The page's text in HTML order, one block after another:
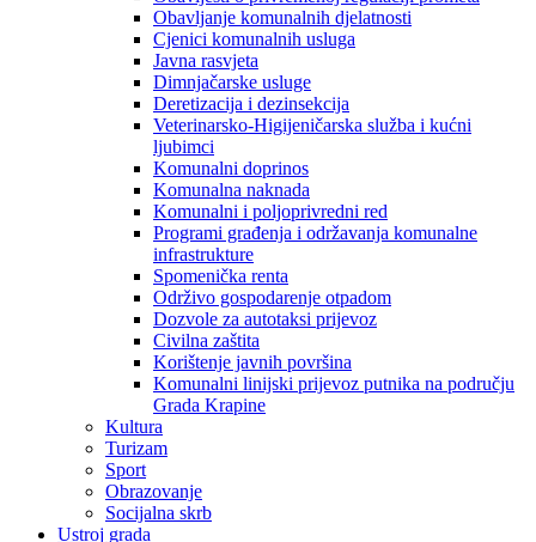
Obavljanje komunalnih djelatnosti
Cjenici komunalnih usluga
Javna rasvjeta
Dimnjačarske usluge
Deretizacija i dezinsekcija
Veterinarsko-Higijeničarska služba i kućni
ljubimci
Komunalni doprinos
Komunalna naknada
Komunalni i poljoprivredni red
Programi građenja i održavanja komunalne
infrastrukture
Spomenička renta
Održivo gospodarenje otpadom
Dozvole za autotaksi prijevoz
Civilna zaštita
Korištenje javnih površina
Komunalni linijski prijevoz putnika na području
Grada Krapine
Kultura
Turizam
Sport
Obrazovanje
Socijalna skrb
Ustroj grada